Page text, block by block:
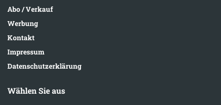
Abo / Verkauf
Werbung
Kontakt
Impressum
Datenschutzerklärung
Wählen Sie aus